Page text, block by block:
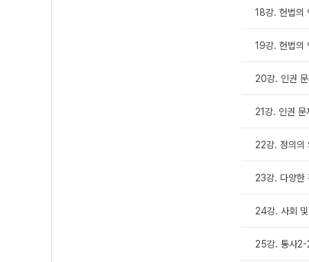
18강. 헌법의
19강. 헌법의
20강. 인권
21강. 인권
22강. 정의의
23강. 다양한
24강. 사회
25강. 통사